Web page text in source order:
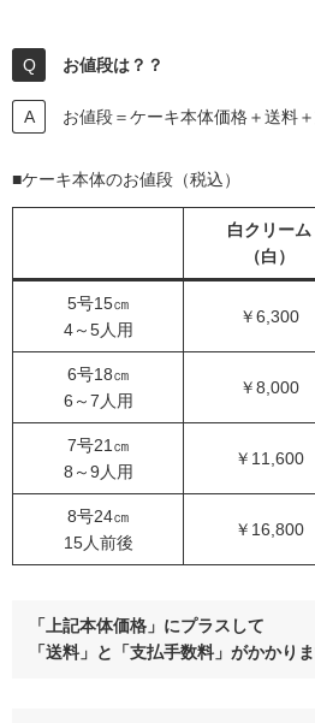
お値段は？？
お値段＝ケーキ本体価格＋送料
■ケーキ本体のお値段（税込）
白クリーム
（白）
5号15㎝
4～5人用
￥6,300
6号18㎝
6～7人用
￥8,000
7号21㎝
8～9人用
￥11,600
8号24㎝
15人前後
￥16,800
「上記本体価格」にプラスして
「送料」と「支払手数料」がかかり